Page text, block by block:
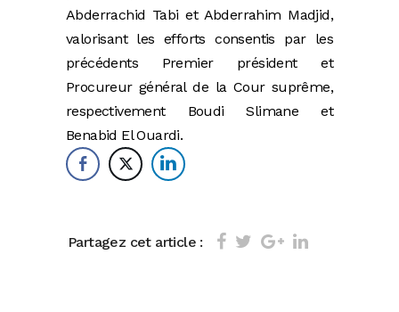
Abderrachid Tabi et Abderrahim Madjid,
valorisant les efforts consentis par les
précédents Premier président et
Procureur général de la Cour suprême,
respectivement Boudi Slimane et
Benabid El Ouardi.
Partagez cet article :